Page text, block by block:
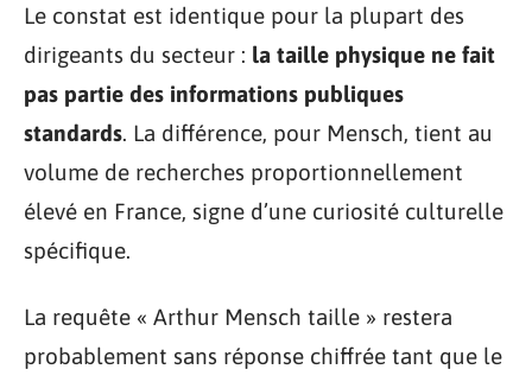
Le constat est identique pour la plupart des
dirigeants du secteur : la taille physique ne fait
pas partie des informations publiques
standards. La différence, pour Mensch, tient au
volume de recherches proportionnellement
élevé en France, signe d’une curiosité culturelle
spécifique.
La requête « Arthur Mensch taille » restera
probablement sans réponse chiffrée tant que le